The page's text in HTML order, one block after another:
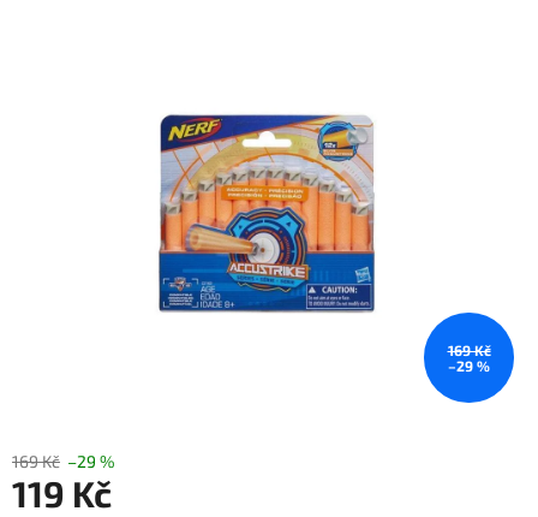
169 Kč
–29 %
169 Kč –29 %
119 Kč